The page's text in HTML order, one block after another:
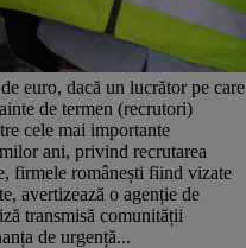
euro, dacă un lucrător pe care
de termen (recrutori)
cele mai importante
ani, privind recrutarea
firmele românești fiind vizate
avertizează o agenție de
transmisă comunității
de urgență...